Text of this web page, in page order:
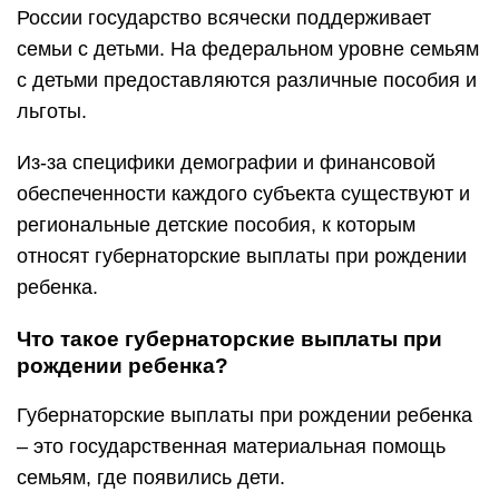
России государство всячески поддерживает
семьи с детьми. На федеральном уровне семьям
с детьми предоставляются различные пособия и
льготы.
Из-за специфики демографии и финансовой
обеспеченности каждого субъекта существуют и
региональные детские пособия, к которым
относят губернаторские выплаты при рождении
ребенка.
Что такое губернаторские выплаты при
рождении ребенка?
Губернаторские выплаты при рождении ребенка
– это государственная материальная помощь
семьям, где появились дети.